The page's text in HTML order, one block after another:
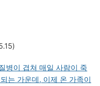
병이 겹쳐 매일 사람이 죽
는 가운데, 이제 온 가족이